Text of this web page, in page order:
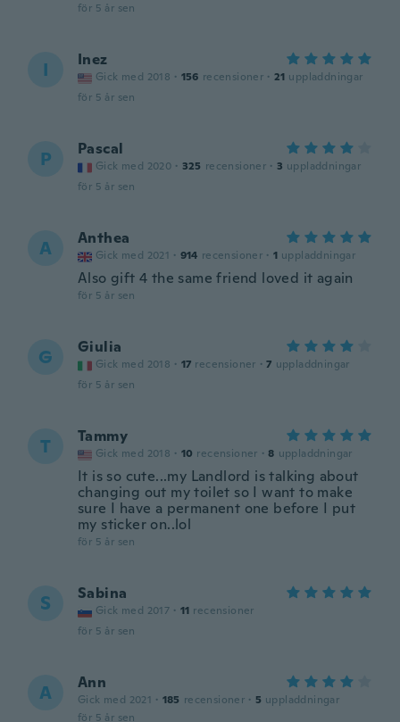
för 5 år sen
I Inez
Gick med 2018 · 156 recensioner · 21 uppladdningar
för 5 år sen
P Pascal
Gick med 2020 · 325 recensioner · 3 uppladdningar
för 5 år sen
A Anthea
Gick med 2021 · 914 recensioner · 1 uppladdningar
Also gift 4 the same friend loved it again
för 5 år sen
G Giulia
Gick med 2018 · 17 recensioner · 7 uppladdningar
för 5 år sen
T Tammy
Gick med 2018 · 10 recensioner · 8 uppladdningar
It is so cute...my Landlord is talking about
changing out my toilet so I want to make
sure I have a permanent one before I put
my sticker on..lol
för 5 år sen
S Sabina
Gick med 2017 · 11 recensioner
för 5 år sen
A Ann
Gick med 2021 · 185 recensioner · 5 uppladdningar
för 5 år sen